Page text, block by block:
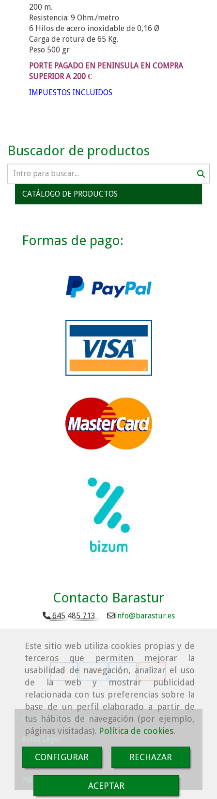
Este sitio web utiliza cookies propias y de
terceros que permiten mejorar la
usabilidad de navegación, analizar el uso
de la web y mostrar publicidad
relacionada con tus preferencias sobre la
base de un perfil elaborado a partir de
tus hábitos de navegación (por ejemplo,
páginas visitadas). Política de cookies.
CONFIGURAR RECHAZAR
ACEPTAR
200 m.
Resistencia: 9 Ohm./metro
6 Hilos de acero inoxidable de 0,16 Ø
Carga de rotura de 65 Kg.
Peso 500 gr
PORTE PAGADO EN PENINSULA EN COMPRA
SUPERIOR A 200 €
IMPUESTOS INCLUIDOS
Buscador de productos
CATÁLOGO DE PRODUCTOS
Formas de pago:
Contacto Barastur
645 485 713 info barastur.es
Condiciones de venta
Aviso Legal
Política de cookies
Política de Privacidad